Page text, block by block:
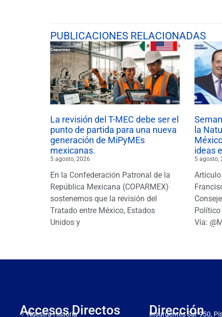
PUBLICACIONES RELACIONADAS
La revisión del T-MEC debe ser el
punto de partida para una nueva
generación de MiPyMEs
mexicanas.
5 agosto, 2026
En la Confederación Patronal de la
República Mexicana (COPARMEX)
sostenemos que la revisión del
Tratado entre México, Estados
Unidos y
la
ideas
5 agosto,
Político
Vía:
Accesos Directos
Nuestra Historia Dirección
Insurgentes Sur 950,